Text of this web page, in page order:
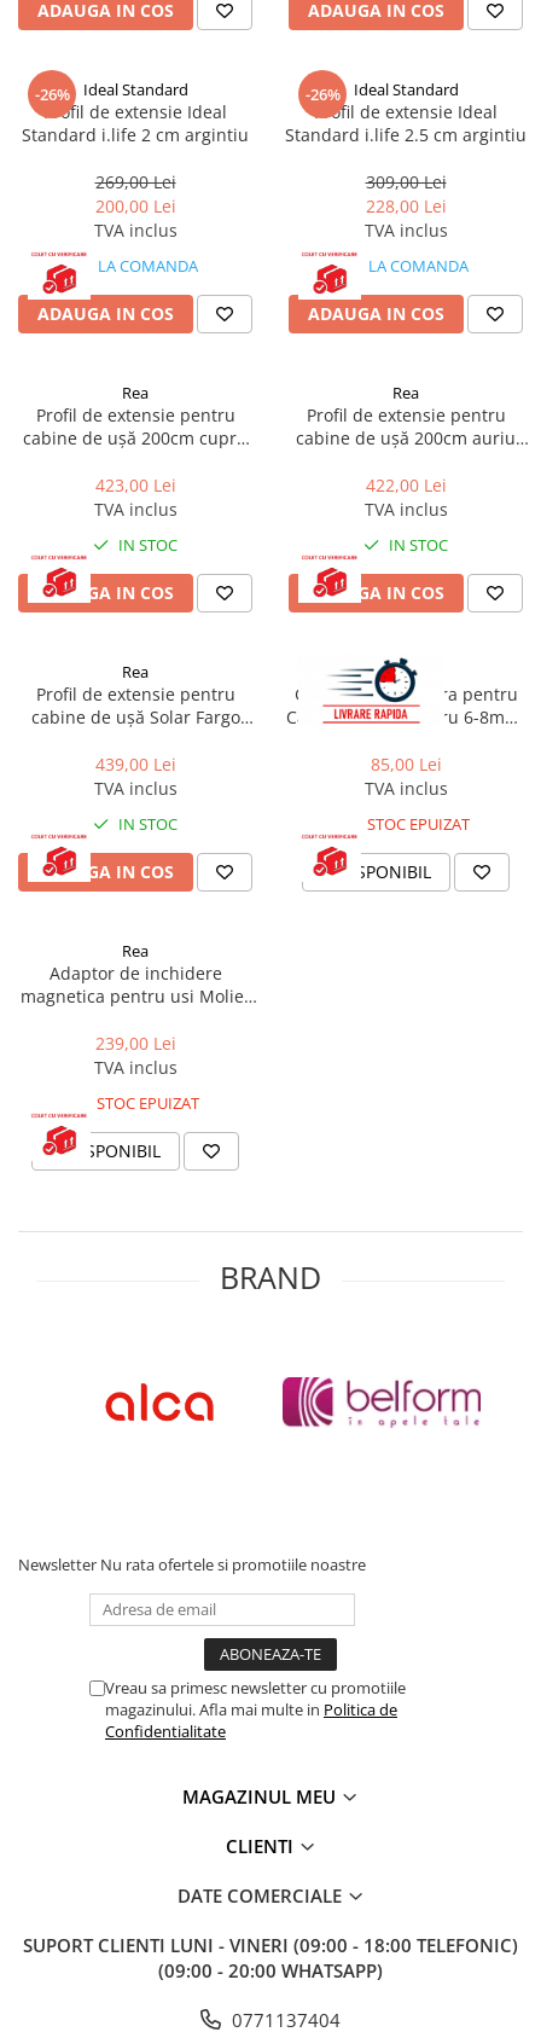
ADAUGA IN COS ADAUGA IN COS
-26% Ideal Standard
Profil de extensie Ideal
Standard i.life 2 cm argintiu
269,00 Lei
200,00 Lei
TVA inclus
LA COMANDA
ADAUGA IN COS
-26% Ideal Standard
Profil de extensie Ideal
Standard i.life 2.5 cm argintiu
309,00 Lei
228,00 Lei
TVA inclus
LA COMANDA
ADAUGA IN COS
Rea
Profil de extensie pentru
cabine de ușă 200cm cupru
423,00 Lei
TVA inclus
IN STOC
ADAUGA IN COS
Rea
Profil de extensie pentru
cabine de ușă 200cm auriu
422,00 Lei
TVA inclus
IN STOC
ADAUGA IN COS
Rea
Profil de extensie pentru
cabine de ușă Solar Fargo
439,00 Lei
TVA inclus
IN STOC
ADAUGA IN COS
Rea
Garnitura inferioara pentru
Cabina de dus Negru 6-8mm,
85,00 Lei
TVA inclus
STOC EPUIZAT
INDISPONIBIL
Rea
Adaptor de inchidere
magnetica pentru usi Molier
239,00 Lei
TVA inclus
STOC EPUIZAT
INDISPONIBIL
BRAND
Newsletter Nu rata ofertele si promotiile noastre
Vreau sa primesc newsletter cu promotiile
magazinului. Afla mai multe in Politica de
Confidentialitate
MAGAZINUL MEU
CLIENTI
DATE COMERCIALE
SUPORT CLIENTI LUNI - VINERI (09:00 - 18:00 TELEFONIC)
(09:00 - 20:00 WHATSAPP)
0771137404